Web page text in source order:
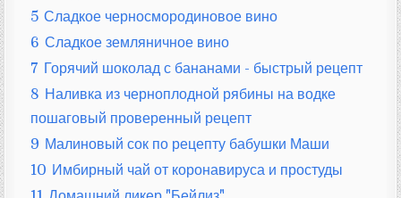
5 Сладкое черносмородиновое вино
6 Сладкое земляничное вино
7 Горячий шоколад с бананами - быстрый рецепт
8 Наливка из черноплодной рябины на водке
пошаговый проверенный рецепт
9 Малиновый сок по рецепту бабушки Маши
10 Имбирный чай от коронавируса и простуды